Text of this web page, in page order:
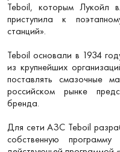
Teboil, которым Лукойл
приступила к
станций».
Teboil основали в 1934
из крупнейших
поставлять смазочные
российском рынке
бренда.
Для сети АЗС Teboil
собственную программу